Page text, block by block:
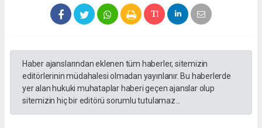
Haber ajanslarından eklenen tüm haberler, sitemizin
editörlerinin müdahalesi olmadan yayınlanır. Bu haberlerde
yer alan hukuki muhataplar haberi geçen ajanslar olup
sitemizin hiç bir editörü sorumlu tutulamaz...